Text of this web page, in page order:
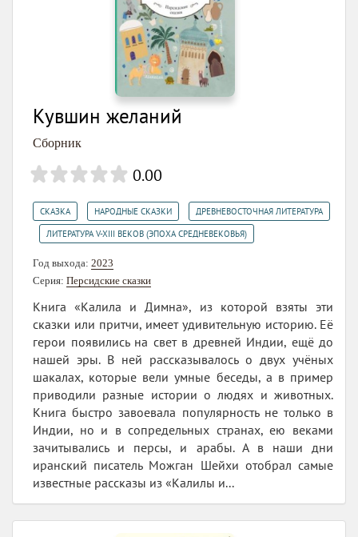
Кувшин желаний
Сборник
0.00
СКАЗКА НАРОДНЫЕ СКАЗКИ ДРЕВНЕВОСТОЧНАЯ ЛИТЕРАТУРА
ЛИТЕРАТУРА V-XIII ВЕКОВ (ЭПОХА СРЕДНЕВЕКОВЬЯ)
Год выхода: 2023
Серия: Персидские сказки
Книга «Калила и Димна», из которой взяты эти
сказки или притчи, имеет удивительную историю. Её
герои появились на свет в древней Индии, ещё до
нашей эры. В ней рассказывалось о двух учёных
шакалах, которые вели умные беседы, а в пример
приводили разные истории о людях и животных.
Книга быстро завоевала популярность не только в
Индии, но и в сопредельных странах, ею веками
зачитывались и персы, и арабы. А в наши дни
иранский писатель Можган Шейхи отобрал самые
известные рассказы из «Калилы и...